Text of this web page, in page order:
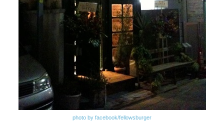
photo by facebook/fellowsburger